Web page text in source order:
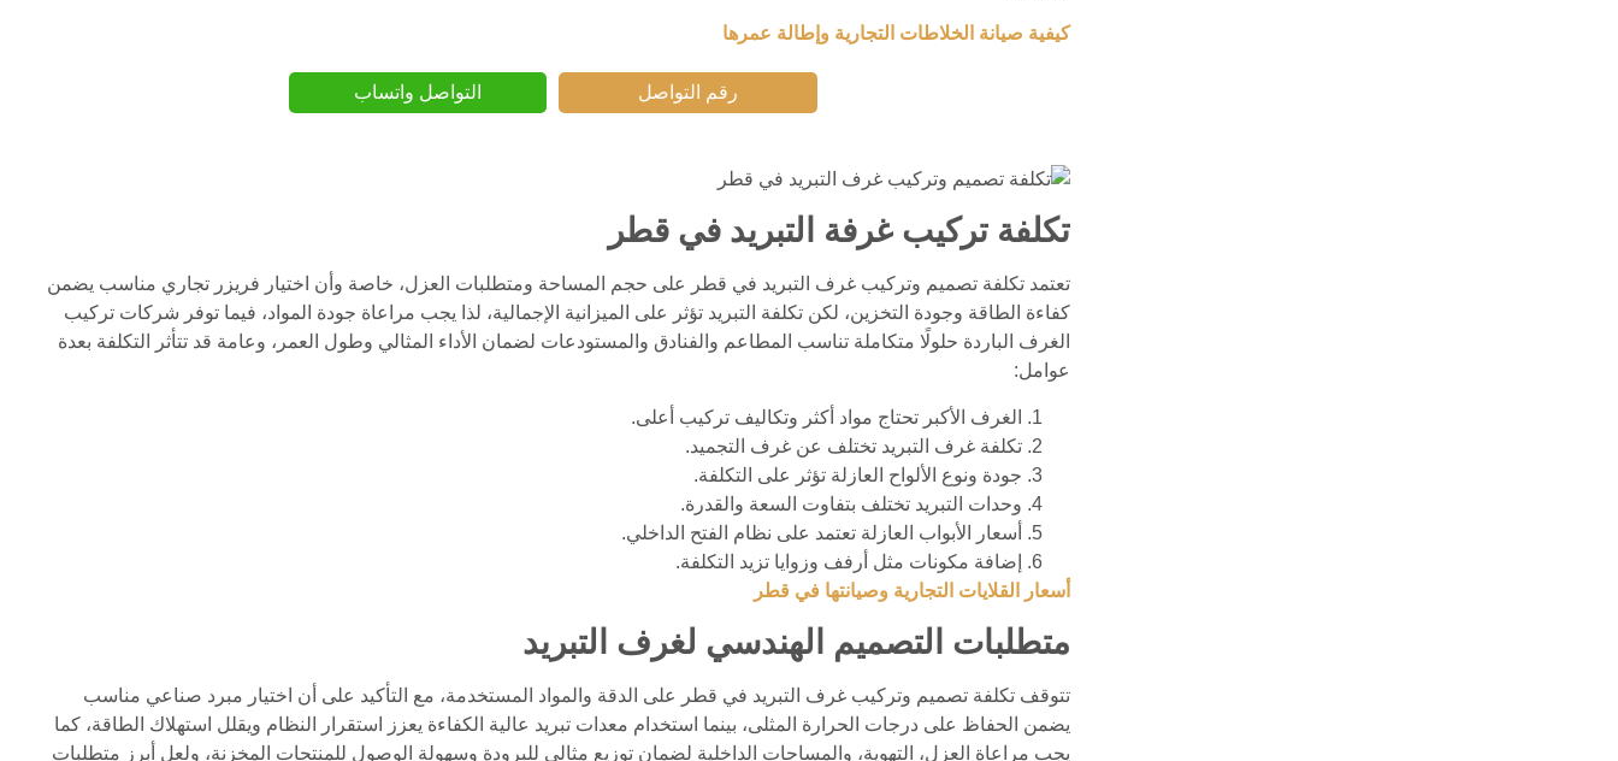
كيفية صيانة الخلاطات التجارية وإطالة عمرها
رقم التواصل التواصل واتساب
تكلفة تركيب غرفة التبريد في قطر
تعتمد تكلفة تصميم وتركيب غرف التبريد في قطر على حجم المساحة ومتطلبات العزل، خاصة وأن اختيار فريزر تجاري مناسب يضمن
كفاءة الطاقة وجودة التخزين، لكن تكلفة التبريد تؤثر على الميزانية الإجمالية، لذا يجب مراعاة جودة المواد، فيما توفر شركات تركيب
الغرف الباردة حلولًا متكاملة تناسب المطاعم والفنادق والمستودعات لضمان الأداء المثالي وطول العمر، وعامة قد تتأثر التكلفة بعدة
عوامل:
الغرف الأكبر تحتاج مواد أكثر وتكاليف تركيب أعلى.
تكلفة غرف التبريد تختلف عن غرف التجميد.
جودة ونوع الألواح العازلة تؤثر على التكلفة.
وحدات التبريد تختلف بتفاوت السعة والقدرة.
أسعار الأبواب العازلة تعتمد على نظام الفتح الداخلي.
إضافة مكونات مثل أرفف وزوايا تزيد التكلفة.
أسعار القلايات التجارية وصيانتها في قطر
متطلبات التصميم الهندسي لغرف التبريد
تتوقف تكلفة تصميم وتركيب غرف التبريد في قطر على الدقة والمواد المستخدمة، مع التأكيد على أن اختيار مبرد صناعي مناسب
يضمن الحفاظ على درجات الحرارة المثلى، بينما استخدام معدات تبريد عالية الكفاءة يعزز استقرار النظام ويقلل استهلاك الطاقة، كما
يجب مراعاة العزل، التهوية، والمساحات الداخلية لضمان توزيع مثالي للبرودة وسهولة الوصول للمنتجات المخزنة، ولعل أبرز متطلبات